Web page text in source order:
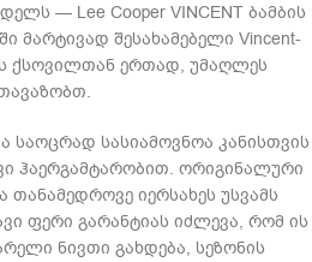
— Lee Cooper VINCENT ბამბის
მარტივად შესახამებელი Vincent-
ქსოვილთან ერთად, უმაღლეს
საოცრად სასიამოვნოა კანისთვის
ჰაერგამტარობით. ორიგინალური
იერსახეს უსვამს
ფერი გარანტიას იძლევა, რომ ის
ნივთი გახდება, სეზონის